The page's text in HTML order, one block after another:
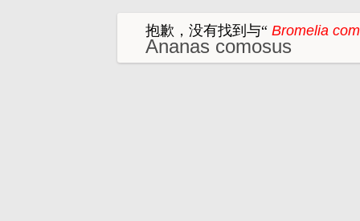
抱歉，没有找到与“Bromelia
Ananas comosus